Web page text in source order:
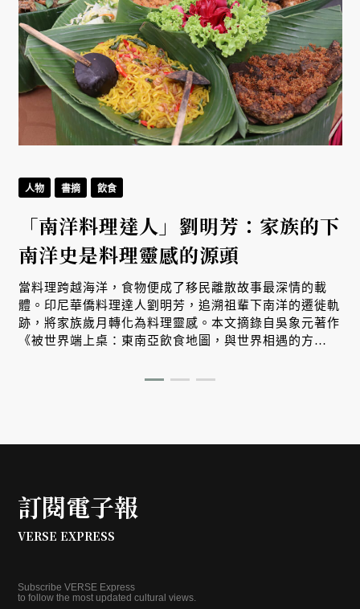
人物 書摘 飲食
「南洋料理達人」劉明芳：家族的下
南洋史是料理靈感的源頭
當料理跨越海洋，食物便成了移民離散故事最深情的載
體。印尼華僑料理達人劉明芳，追溯祖輩下南洋的遷徙軌
跡，將家族歲月轉化為料理靈感。本文摘錄自吳象元著作
《被世界端上桌：東南亞飲食地圖，與世界相遇的方
訂閱電子報
VERSE EXPRESS
Subscribe VERSE Express
to follow the most updated cultural views.